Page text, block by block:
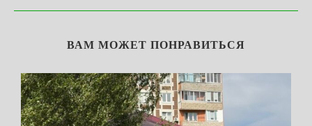
ВАМ МОЖЕТ ПОНРАВИТЬСЯ